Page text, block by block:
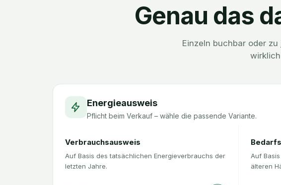
Genau das
Einzeln buchbar oder
Energieausweis
Pflicht beim Verkauf – wähle die passende Variante.
Verbrauchsausweis
Auf Basis des tatsächlichen Energieverbrauchs der
letzten Jahre.
Auf
älteren